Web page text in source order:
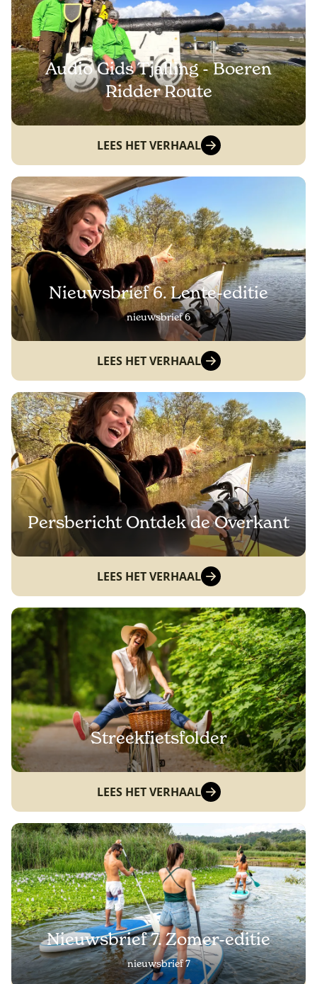
Audio Gids Tjalling - Boeren
Ridder Route
LEES HET VERHAAL
Nieuwsbrief 6. Lente-editie
nieuwsbrief 6
LEES HET VERHAAL
Persbericht Ontdek de Overkant
LEES HET VERHAAL
Streekfietsfolder
LEES HET VERHAAL
Nieuwsbrief 7. Zomer-editie
nieuwsbrief 7